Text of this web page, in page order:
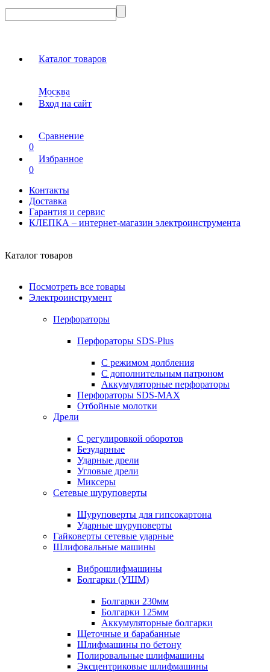
Каталог товаров
Москва
Вход на сайт
Сравнение
0
Избранное
0
Контакты
Доставка
Гарантия и сервис
КЛЕПКА – интернет-магазин электроинструмента
Каталог товаров
Посмотреть все товары
Электроинструмент
Перфораторы
Перфораторы SDS-Plus
С режимом долбления
С дополнительным патроном
Аккумуляторные перфораторы
Перфораторы SDS-MAX
Отбойные молотки
Дрели
С регулировкой оборотов
Безударные
Ударные дрели
Угловые дрели
Миксеры
Сетевые шуруповерты
Шуруповерты для гипсокартона
Ударные шуруповерты
Гайковерты сетевые ударные
Шлифовальные машины
Виброшлифмашины
Болгарки (УШМ)
Болгарки 230мм
Болгарки 125мм
Аккумуляторные болгарки
Щеточные и барабанные
Шлифмашины по бетону
Полировальные шлифмашины
Эксцентриковые шлифмашины